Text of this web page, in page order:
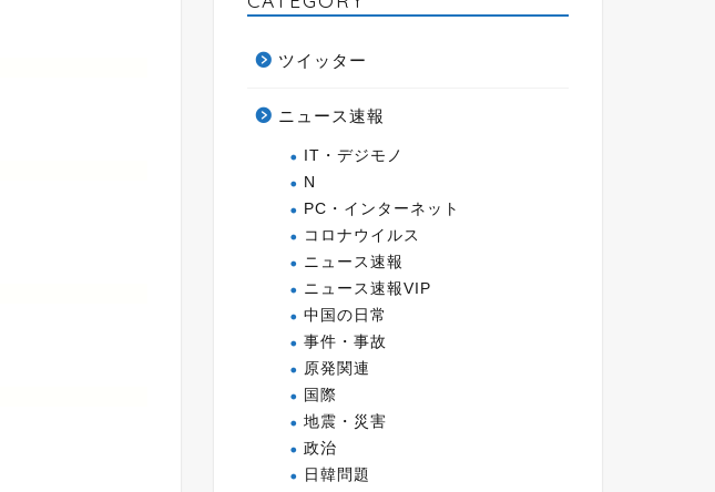
ツイッター
ニュース速報
IT・デジモノ
N
PC・インターネット
コロナウイルス
ニュース速報
ニュース速報VIP
中国の日常
事件・事故
原発関連
国際
地震・災害
政治
日韓問題